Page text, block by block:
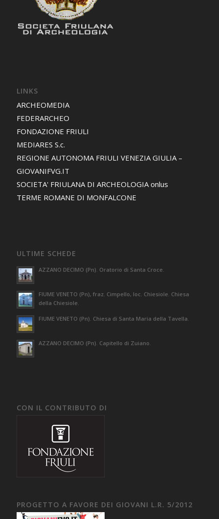
LINKS
ARCHEOMEDIA
FEDERARCHEO
FONDAZIONE FRIULI
MEDIARES S.c.
REGIONE AUTONOMA FRIULI VENEZIA GIULIA –
GIOVANIFVG.IT
SOCIETA' FRIULANA DI ARCHEOLOGIA onlus
TERME ROMANE DI MONFALCONE
ULTIME SCHEDE
AZZANO DECIMO (Pn). Oratorio di Santa Croce.
FIUME VENETO (Pn), fraz. Cimpello, loc. Chiesiole. Chiesa
della Chiesiole.
FIUME VENETO (Pn). Chiesa di Santa Maria della Tavella.
AZZANO DECIMO (Pn). Capitello di Zuiano.
CON IL CONTRIBUTO DI
PROGETTO A FAVORE DEI GIOVANI L.R. 5/2012